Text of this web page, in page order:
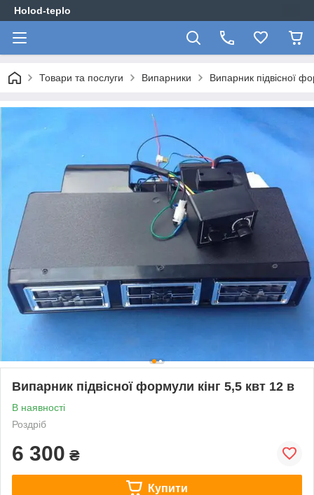
Holod-teplo
Товари та послуги Випарники Випарник підвісної
Випарник підвісної формули кінг 5,5 квт 12 в
В наявності
Роздріб
6 300 ₴
Купити